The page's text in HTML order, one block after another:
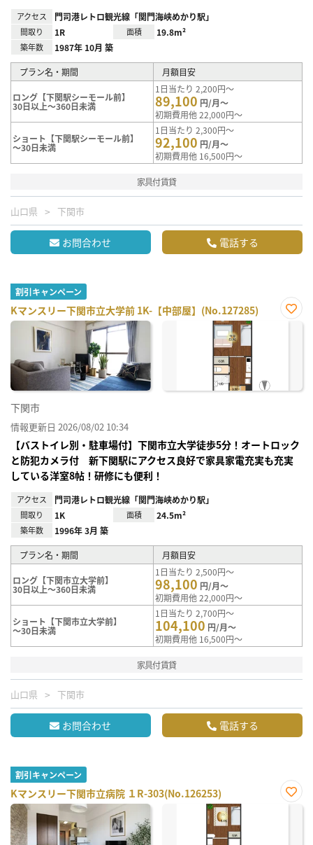
アクセス 門司港レトロ観光線「関門海峡めかり駅」
間取り 1R 面積 19.8m²
築年数 1987年 10月 築
プラン名・期間 月額目安
ロング【下関駅シーモール前】
30日以上～360日未満
1日当たり 2,200円～
89,100 円/月～
初期費用他 22,000円～
ショート【下関駅シーモール前】
～30日未満
1日当たり 2,300円～
92,100 円/月～
初期費用他 16,500円～
家具付賃貸
山口県 下関市
お問合わせ 電話する
割引キャンペーン
Kマンスリー下関市立大学前 1K-【中部屋】(No.127285)
お気
下関市
情報更新日 2026/08/02 10:34
【バストイレ別・駐車場付】下関市立大学徒歩5分！オートロック
と防犯カメラ付 新下関駅にアクセス良好で家具家電充実も充実
している洋室8帖！研修にも便利！
アクセス 門司港レトロ観光線「関門海峡めかり駅」
間取り 1K 面積 24.5m²
築年数 1996年 3月 築
プラン名・期間 月額目安
ロング【下関市立大学前】
30日以上～360日未満
1日当たり 2,500円～
98,100 円/月～
初期費用他 22,000円～
ショート【下関市立大学前】
～30日未満
1日当たり 2,700円～
104,100 円/月～
初期費用他 16,500円～
家具付賃貸
山口県 下関市
お問合わせ 電話する
割引キャンペーン
Kマンスリー下関市立病院 １R-303(No.126253)
お気